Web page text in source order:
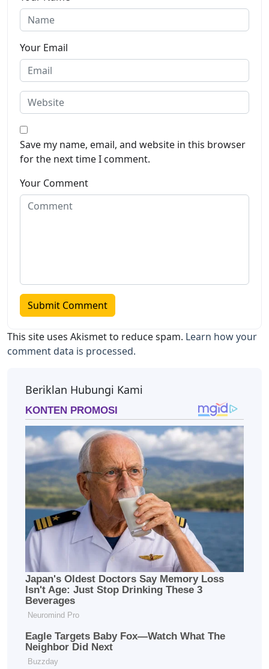
Your Email
Save my name, email, and website in this browser
for the next time I comment.
Your Comment
This site uses Akismet to reduce spam. Learn how your
comment data is processed.
Beriklan Hubungi Kami